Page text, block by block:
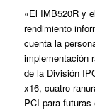
«El IMB520R y
rendimiento
cuenta la
implementación
de la División
x16, cuatro
PCI para